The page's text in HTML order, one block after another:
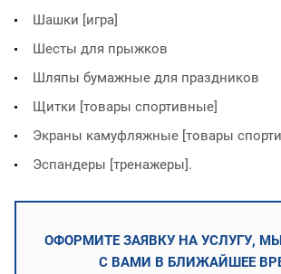
Шашки [игра]
Шесты для прыжков
Шляпы бумажные для праздников
Щитки [товары спортивные]
Экраны камуфляжные [товары
Эспандеры [тренажеры].
ОФОРМИТЕ ЗАЯВКУ НА УСЛУГУ,
С ВАМИ В БЛИЖАЙШЕЕ